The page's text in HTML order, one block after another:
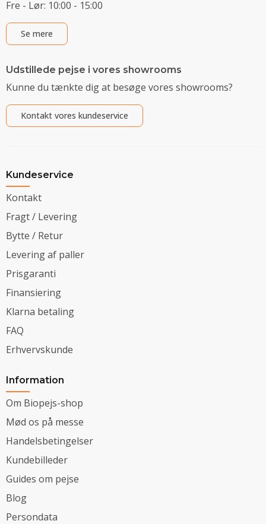
Fre - Lør: 10:00 - 15:00
Se mere
Udstillede pejse i vores showrooms
Kunne du tænkte dig at besøge vores showrooms?
Kontakt vores kundeservice
Kundeservice
Kontakt
Fragt / Levering
Bytte / Retur
Levering af paller
Prisgaranti
Finansiering
Klarna betaling
FAQ
Erhvervskunde
Information
Om Biopejs-shop
Mød os på messe
Handelsbetingelser
Kundebilleder
Guides om pejse
Blog
Persondata